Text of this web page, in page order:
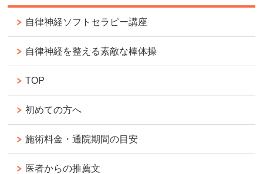
自律神経ソフトセラピー講座
自律神経を整える素敵な棒体操
TOP
初めての方へ
施術料金・通院期間の目安
医者からの推薦文